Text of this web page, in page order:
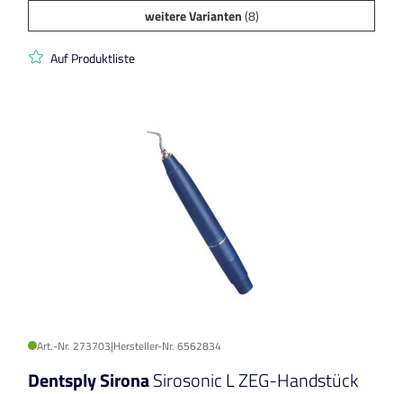
weitere Varianten(8)
Auf Produktliste
Art.-Nr. 273703|Hersteller-Nr. 6562834
Dentsply SironaSirosonic L ZEG-Handstück